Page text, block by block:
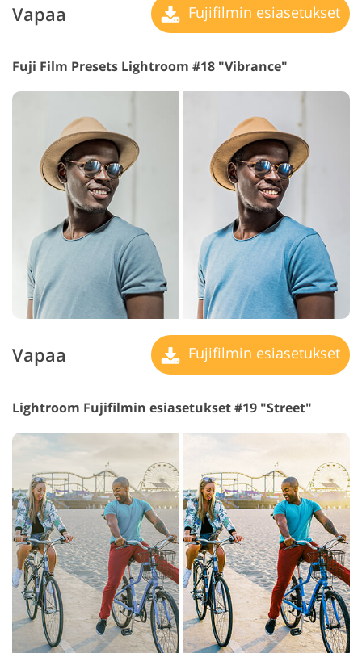
Vapaa Fujifilmin esiasetukset
Fuji Film Presets Lightroom #18 "Vibrance"
Vapaa Fujifilmin esiasetukset
Lightroom Fujifilmin esiasetukset #19 "Street"